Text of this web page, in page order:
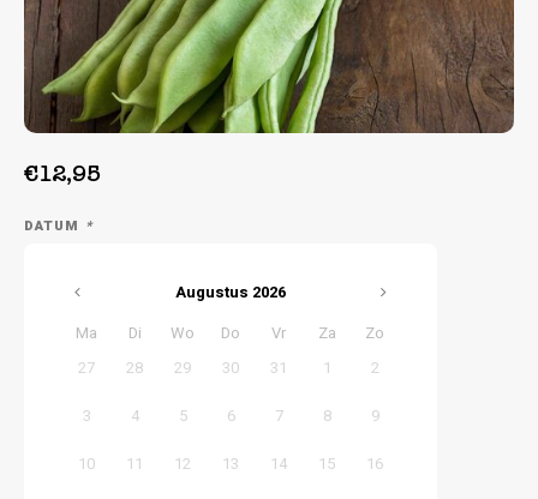
Week 39 | 21-09-2026 t/m 25-09-2026
€12,95
DATUM *
Augustus 2026
Ma
Di Wo Do Vr Za
Zo
27
28 29 30 31 1 2
3 4 5 6 7 8 9
10 11 12 13 14 15 16